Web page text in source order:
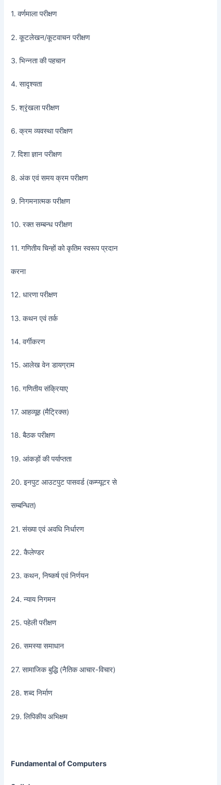
1. वर्णमाला परीक्षण
2. कूटलेखन/कूटवाचन परीक्षण
3. भिन्नता की पहचान
4. सादृश्यता
5. श्रृंखला परीक्षण
6. क्रम व्यवस्था परीक्षण
7. दिशा ज्ञान परीक्षण
8. अंक एवं समय क्रम परीक्षण
9. निगमनात्मक परीक्षण
10. रक्त सम्बन्ध परीक्षण
11. गणितीय चिन्हों को कृतिम स्वरूप प्रदान
करना
12. धारणा परीक्षण
13. कथन एवं तर्क
14. वर्गीकरण
15. आलेख वेन डायग्राम
16. गणितीय संक्रियाए
17. आहव्यूह (मैट्रिक्स)
18. बैठक परीक्षण
19. आंकड़ों की पर्याप्तता
20. इनपुट आउटपुट पासवर्ड (कम्प्यूटर से
सम्बन्धित)
21. संख्या एवं अवधि निर्धारण
22. कैलेण्डर
23. कथन, निष्कर्ष एवं निर्णयन
24. न्याय निगमन
25. पहेली परीक्षण
26. समस्या समाधान
27. सामाजिक बुद्धि (नैतिक आचार-विचार)
28. शब्द निर्माण
29. लिपिकीय अभिक्षम
Fundamental of Computers